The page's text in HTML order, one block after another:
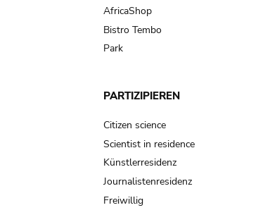
AfricaShop
Bistro Tembo
Park
PARTIZIPIEREN
Citizen science
Scientist in residence
Künstlerresidenz
Journalistenresidenz
Freiwillig